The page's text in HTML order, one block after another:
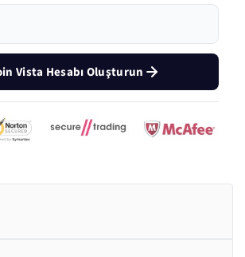
Vista Hesabı Oluşturun